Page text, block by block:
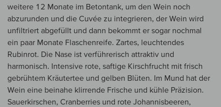
weitere 12 Monate im Betontank, um den Wein noch
abzurunden und die Cuvée zu integrieren, der Wein wird
unfiltriert abgefüllt und dann bekommt er sogar nochmal
ein paar Monate Flaschenreife. Zartes, leuchtendes
Rubinrot. Die Nase ist verführerisch attraktiv und
harmonisch. Intensive rote, saftige Kirschfrucht mit frisch
gebrühtem Kräutertee und gelben Blüten. Im Mund hat der
Wein eine beinahe klirrende Frische und kühle Präzision.
Sauerkirschen, Cranberries und rote Johannisbeeren,